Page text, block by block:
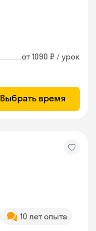
от 1090 ₽ / урок
Выбрать время
10 лет опыта